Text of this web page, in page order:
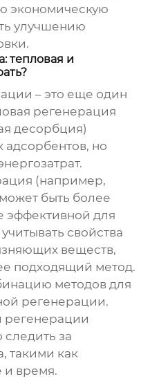
экономическую
улучшению
тепловая и
– это еще один
регенерация
десорбция)
адсорбентов, но
(например,
быть более
эффективной для
свойства
веществ,
подходящий метод.
методов для
регенерации.
регенерации
за
такими как
и время.